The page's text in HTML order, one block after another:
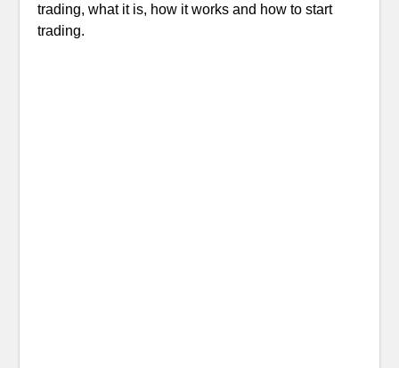
trading, what it is, how it works and how to start
trading.